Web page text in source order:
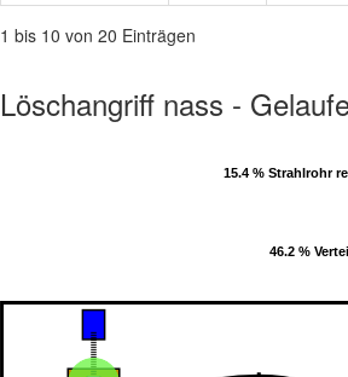
1 bis 10 von 20 Einträgen
Löschangriff nass -
46.2 %
46.2 %
15.4 % Strahlrohr
15.4 % Strahlrohr